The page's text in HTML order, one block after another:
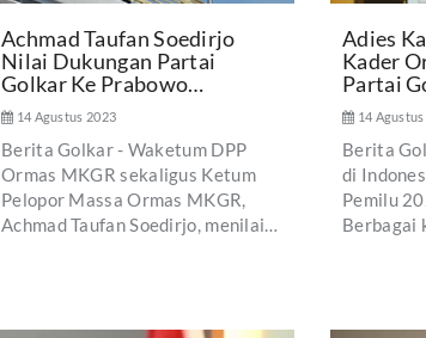
Achmad Taufan Soedirjo
Nilai Dukungan Partai
Golkar Ke Prabowo…
14 Agustus 2023
Berita Golkar - Waketum DPP
Ormas MKGR sekaligus Ketum
Pelopor Massa Ormas MKGR,
Achmad Taufan Soedirjo, menilai…
Adies
Kader
Partai
14
Berita
di
Pemilu
Berbagai